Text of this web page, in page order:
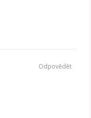
Odpovědět